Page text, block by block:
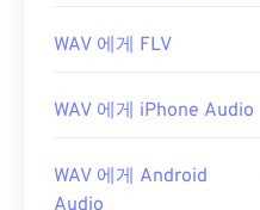
WAV 에게 FLV
WAV 에게 iPhone Audio
WAV 에게 Android